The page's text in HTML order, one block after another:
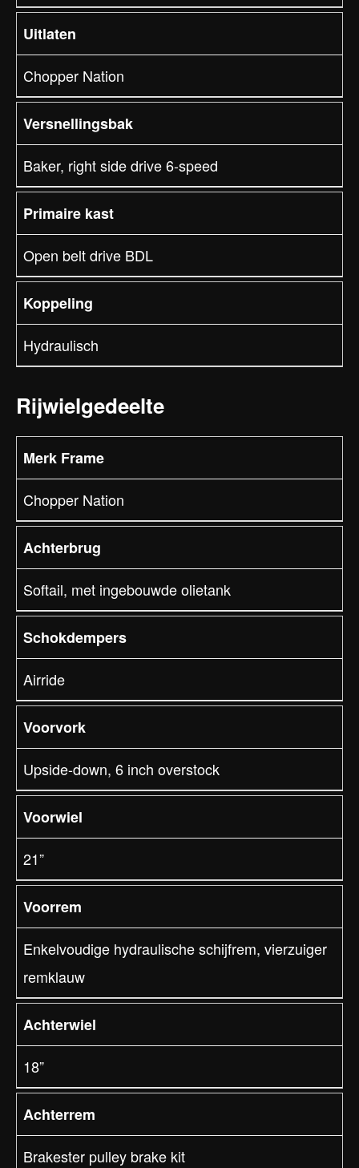
Uitlaten
Chopper Nation
Versnellingsbak
Baker, right side drive 6-speed
Primaire kast
Open belt drive BDL
Koppeling
Hydraulisch
Rijwielgedeelte
Merk Frame
Chopper Nation
Achterbrug
Softail, met ingebouwde olietank
Schokdempers
Airride
Voorvork
Upside-down, 6 inch overstock
Voorwiel
21”
Voorrem
Enkelvoudige hydraulische schijfrem, vierzuiger
remklauw
Achterwiel
18”
Achterrem
Brakester pulley brake kit